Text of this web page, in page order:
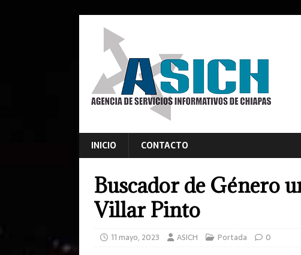
INICIO CONTACTO
Buscador de Género
Villar Pinto
11 mayo, 2023 ASICH Portada 0